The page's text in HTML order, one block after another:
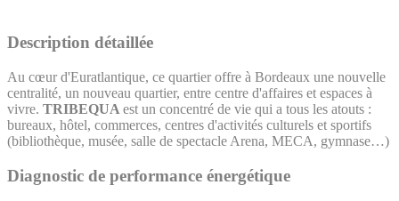
Description détaillée
Au cœur d'Euratlantique, ce quartier offre à Bordeaux une nouvelle
centralité, un nouveau quartier, entre centre d'affaires et espaces à
vivre. TRIBEQUA est un concentré de vie qui a tous les atouts :
bureaux, hôtel, commerces, centres d'activités culturels et sportifs
(bibliothèque, musée, salle de spectacle Arena, MECA, gymnase…)
Diagnostic de performance énergétique